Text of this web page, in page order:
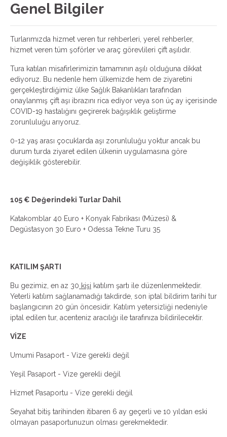
Genel Bilgiler
Turlarımızda hizmet veren tur rehberleri, yerel rehberler,
hizmet veren tüm şoförler ve araç görevlileri çift aşılıdır.
Tura katılan misafirlerimizin tamamının aşılı olduğuna dikkat
ediyoruz. Bu nedenle hem ülkemizde hem de ziyaretini
gerçekleştirdiğimiz ülke Sağlık Bakanlıkları tarafından
onaylanmış çift aşı ibrazını rica ediyor veya son üç ay içerisinde
COVID-19 hastalığını geçirerek bağışıklık geliştirme
zorunluluğu arıyoruz.
0-12 yaş arası çocuklarda aşı zorunluluğu yoktur ancak bu
durum turda ziyaret edilen ülkenin uygulamasına göre
değişiklik gösterebilir.
105 € Değerindeki Turlar Dahil
Katakomblar 40 Euro + Konyak Fabrikası (Müzesi) &
Degüstasyon 30 Euro + Odessa Tekne Turu 35
KATILIM ŞARTI
Bu gezimiz, en az 30 kişi katılım şartı ile düzenlenmektedir.
Yeterli katılım sağlanamadığı takdirde, son iptal bildirim tarihi tur
başlangıcının 20 gün öncesidir. Katılım yetersizliği nedeniyle
iptal edilen tur, acenteniz aracılığı ile tarafınıza bildirilecektir.
VİZE
Umumi Pasaport - Vize gerekli değil
Yeşil Pasaport - Vize gerekli değil
Hizmet Pasaportu - Vize gerekli değil
Seyahat bitiş tarihinden itibaren 6 ay geçerli ve 10 yıldan eski
olmayan pasaportunuzun olması gerekmektedir.